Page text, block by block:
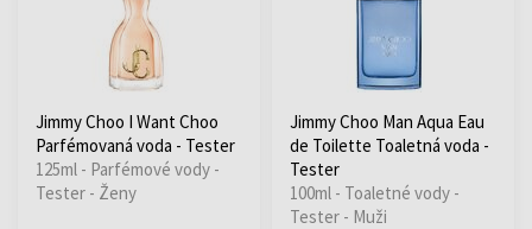
Jimmy Choo I Want Choo
Parfémovaná voda - Tester
125ml - Parfémové vody -
Tester - Ženy
Jimmy Choo Man Aqua Eau
de Toilette Toaletná voda -
Tester
100ml - Toaletné vody -
Tester - Muži